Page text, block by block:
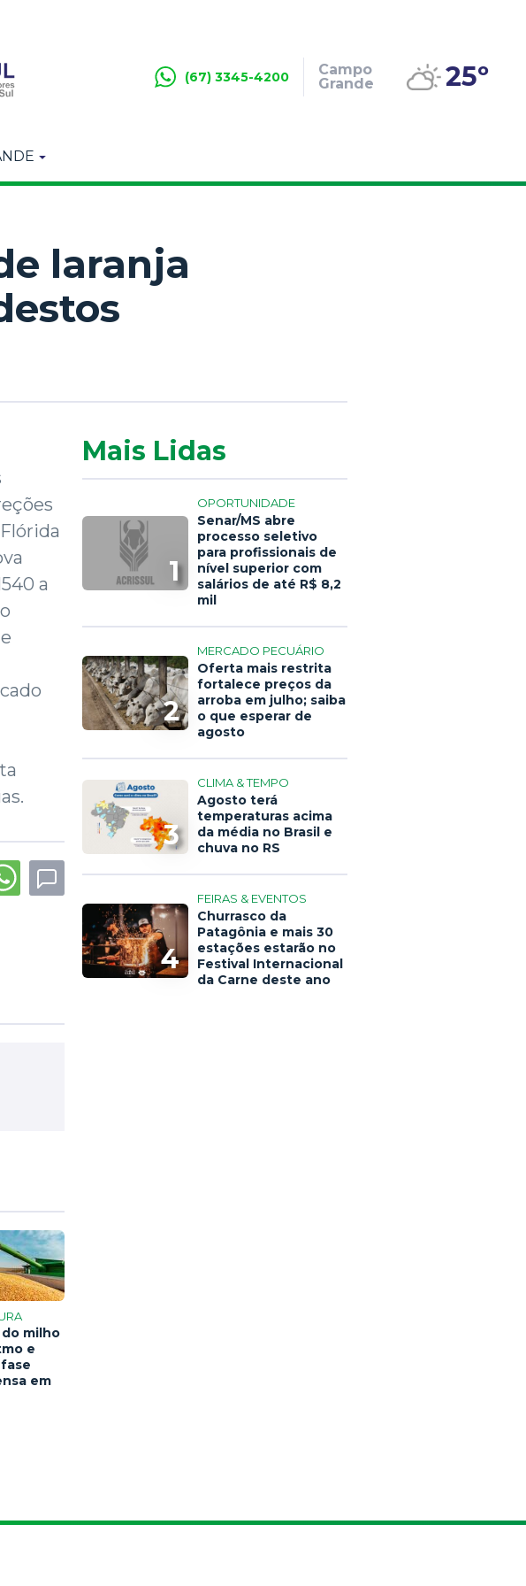
(67) 3345-4200
Campo
Grande
25º
laranja
a
Mais Lidas
1
OPORTUNIDADE
Senar/MS abre
processo seletivo
para profissionais de
nível superior com
salários de até R$ 8,2
mil
2
MERCADO PECUÁRIO
Oferta mais restrita
fortalece preços da
arroba em julho; saiba
o que esperar de
agosto
3
CLIMA & TEMPO
Agosto terá
temperaturas acima
da média no Brasil e
chuva no RS
4
FEIRAS & EVENTOS
Churrasco da
Patagônia e mais 30
estações estarão no
Festival Internacional
da Carne deste ano
milho
e
em